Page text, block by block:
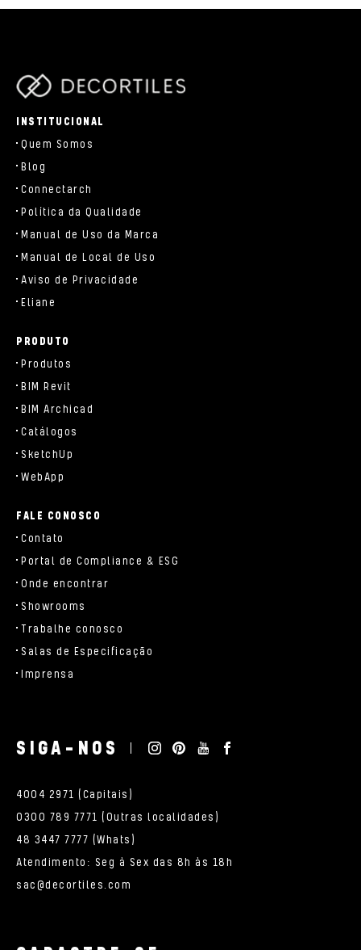
INSTITUCIONAL
Quem Somos
Blog
Connectarch
Política da Qualidade
Manual de Uso da Marca
Manual de Local de Uso
Aviso de Privacidade
Eliane
PRODUTO
Produtos
BIM Revit
BIM Archicad
Catálogos
SketchUp
WebApp
FALE CONOSCO
Contato
Portal de Compliance & ESG
Onde encontrar
Showrooms
Trabalhe conosco
Salas de Especificação
Imprensa
SIGA-NOS
4004 2971 (Capitais)
0300 789 7771 (Outras localidades)
48 3447 7777 (Whats)
Atendimento: Seg à Sex das 8h às 18h
sac@decortiles.com